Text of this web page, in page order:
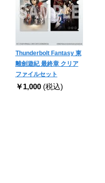
Thunderbolt Fantasy 東
離劍遊紀 最終章 クリア
ファイルセット
￥1,000 (税込)